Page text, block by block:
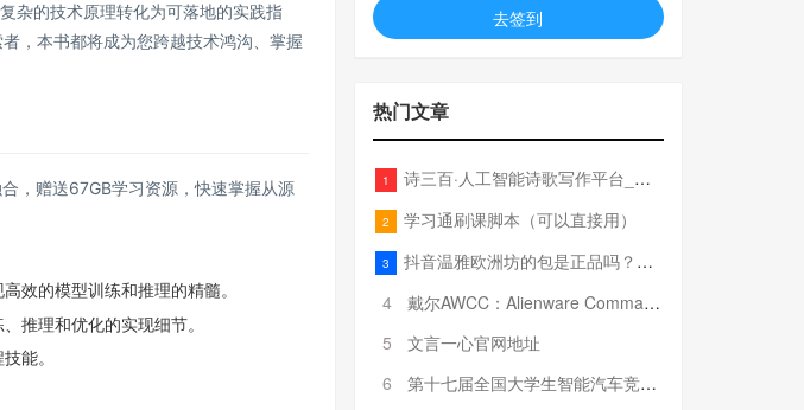
杂的技术原理转化为可落地的实践指
，本书都将成为您跨越技术鸿沟、掌握
，赠送67GB学习资源，快速掌握从源
效的模型训练和推理的精髓。
推理和优化的实现细节。
能。
去签到
热门文章
1 诗三百·人工智能诗歌写作平台_在线作诗机_藏头诗生成器_电脑对联_姓名作诗
2 学习通刷课脚本（可以直接用）
3
抖音温雅欧洲坊的包是正品吗？温雅卖的包为啥那么便宜？
4
戴尔AWCC：Alienware Command Center 故障排除方法，里面附有超全详解呦，快来快来，欢迎观看~
5
文言一心官网地址
6
第十七届全国大学生智能汽车竞赛全国总决赛参赛队伍奖项公告